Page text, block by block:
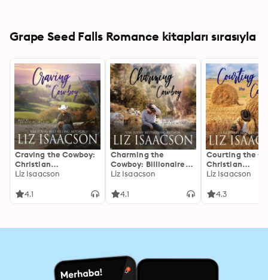
Grape Seed Falls Romance kitapları sırasıyla
Craving the Cowboy:
Christian
Contemporary
Liz Isaacson
4.1
Charming the
Cowboy: Billionaire
Cowboy Romance
Liz Isaacson
4.1
Courting the
Christian
Contemporary
Liz Isaacson
4.3